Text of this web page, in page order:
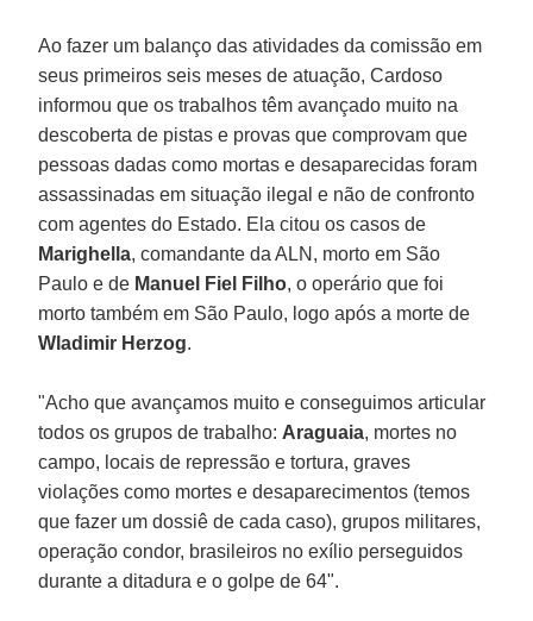
Ao fazer um balanço das atividades da comissão em
seus primeiros seis meses de atuação, Cardoso
informou que os trabalhos têm avançado muito na
descoberta de pistas e provas que comprovam que
pessoas dadas como mortas e desaparecidas foram
assassinadas em situação ilegal e não de confronto
com agentes do Estado. Ela citou os casos de
Marighella, comandante da ALN, morto em São
Paulo e de Manuel Fiel Filho, o operário que foi
morto também em São Paulo, logo após a morte de
Wladimir Herzog.
"Acho que avançamos muito e conseguimos articular
todos os grupos de trabalho: Araguaia, mortes no
campo, locais de repressão e tortura, graves
violações como mortes e desaparecimentos (temos
que fazer um dossiê de cada caso), grupos militares,
operação condor, brasileiros no exílio perseguidos
durante a ditadura e o golpe de 64".